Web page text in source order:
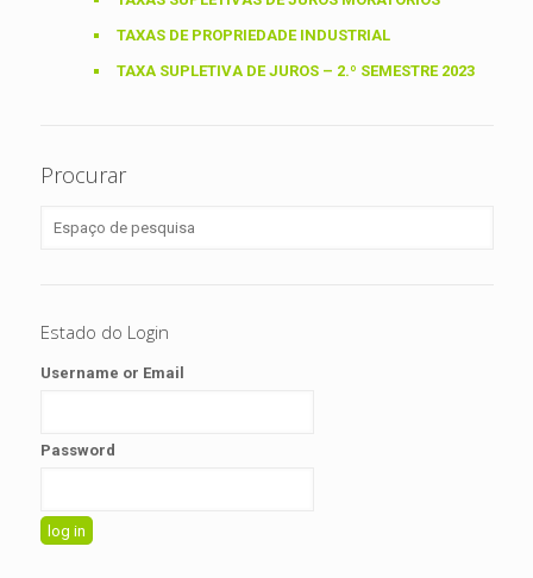
TAXAS DE PROPRIEDADE INDUSTRIAL
TAXA SUPLETIVA DE JUROS – 2.º SEMESTRE 2023
Procurar
Estado do Login
Username or Email
Password